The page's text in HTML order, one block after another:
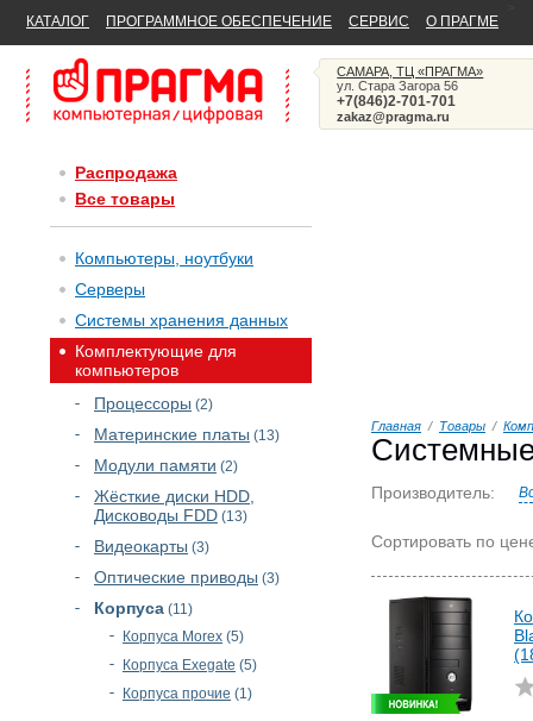
КАТАЛОГ ПРОГРАММНОЕ ОБЕСПЕЧЕНИЕ СЕРВИС О ПРАГМЕ
САМАРА, ТЦ «ПРАГМА»
ул. Стара Загора 56
+7(846)2-701-701
zakaz@pragma.ru
Распродажа
Все товары
Компьютеры, ноутбуки
Серверы
Системы хранения данных
Комплектующие для
компьютеров
Процессоры (2)
Материнские платы (13)
Модули памяти (2)
Жёсткие диски HDD,
Дисководы FDD (13)
Видеокарты (3)
Оптические приводы (3)
Корпуса (11)
Корпуса Morex (5)
Корпуса Exegate (5)
Корпуса прочие (1)
Главная / Товары /
Производитель:
Сортировать по